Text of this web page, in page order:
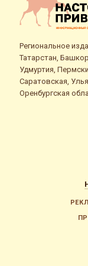
Региональное
Татарстан,
Удмуртия,
Саратовская,
Оренбургская